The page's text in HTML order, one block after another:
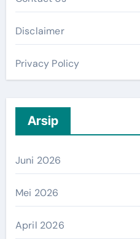
Disclaimer
Privacy Policy
Arsip
Juni 2026
Mei 2026
April 2026